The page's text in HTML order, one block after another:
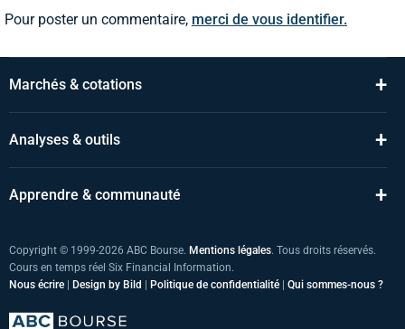
Pour poster un commentaire, merci de vous identifier.
Marchés & cotations +
Analyses & outils +
Apprendre & communauté +
Copyright © 1999-2026 ABC Bourse. Mentions légales. Tous droits réservés.
Cours en temps réel Six Financial Information.
Nous écrire | Design by Bild | Politique de confidentialité | Qui sommes-nous ?